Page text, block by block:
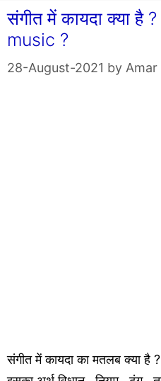
संगीत में कायदा क्या
music ?
28-August-2021 by Amar
संगीत में कायदा का मतलब क्या है